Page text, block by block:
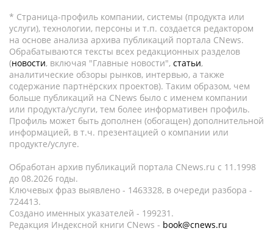
* Страница-профиль компании, системы (продукта или
услуги), технологии, персоны и т.п. создается редактором
на основе анализа архива публикаций портала CNews.
Обрабатываются тексты всех редакционных разделов
(новости, включая "Главные новости", статьи,
аналитические обзоры рынков, интервью, а также
содержание партнёрских проектов). Таким образом, чем
больше публикаций на CNews было с именем компании
или продукта/услуги, тем более информативен профиль.
Профиль может быть дополнен (обогащен) дополнительной
информацией, в т.ч. презентацией о компании или
продукте/услуге.
Обработан архив публикаций портала CNews.ru c 11.1998
до 08.2026 годы.
Ключевых фраз выявлено - 1463328, в очереди разбора -
724413.
Создано именных указателей - 199231.
Редакция Индексной книги CNews - book@cnews.ru